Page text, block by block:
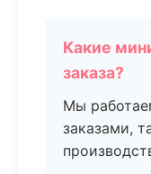
Какие
заказа?
Мы
заказами,